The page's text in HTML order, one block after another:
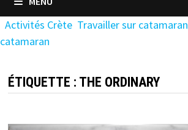
Activités Crète Travailler sur catamaran
catamaran
ÉTIQUETTE : THE ORDINARY